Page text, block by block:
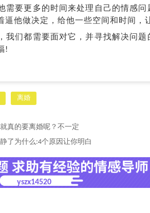
要更多的时间来处理自己的情感问
逼他做决定，给他一些空间和时间，
们都需要面对它，并寻找解决问题
!
离婚
真的要离婚呢？不一定
了为什么:4个原因让你明白
yszx14520